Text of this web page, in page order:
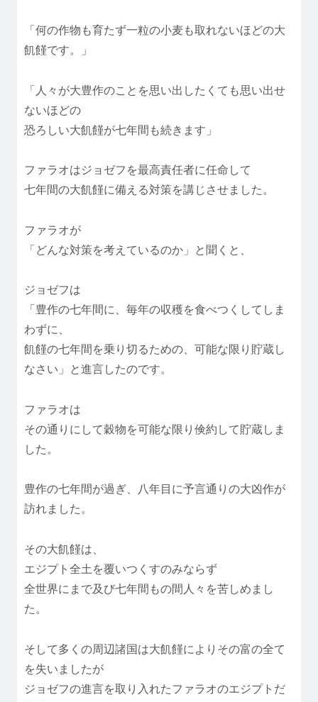
「何の作物も育たず一粒の小麦も取れないほどの大
飢饉です。」
「人々が大豊作のことを思い出したくても思い出せ
ないほどの
恐ろしい大飢饉が七年間も続きます」
ファラオはジョゼフを最高責任者に任命して
七年間の大飢饉に備える対策を講じさせました。
ファラオが
「どんな対策を考えているのか」と聞くと、
ジョゼフは
「豊作の七年間に、毎年の収穫を食べつくしてしま
わずに、
飢饉の七年間を乗り切るための、可能な限り貯蔵し
なさい」と進言したのです。
ファラオは
その通りにして穀物を可能な限り倹約して貯蔵しま
した。
豊作の七年間が過ぎ、八年目に予言通りの大凶作が
訪れました。
その大飢饉は、
エジプト全土を覆いつくすのみならず
全世界にまで及び七年間もの間人々を苦しめまし
た。
そして多くの周辺諸国は大飢饉によりその富の全て
を失いましたが
ジョゼフの進言を取り入れたファラオのエジプトだ